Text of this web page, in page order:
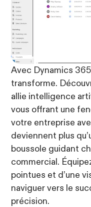
Avec Dynamics
transforme.
allie intelligence
vous offrant une
votre entreprise
deviennent plus
boussole guidant
commercial.
pointues et d’une
naviguer vers le
précision.